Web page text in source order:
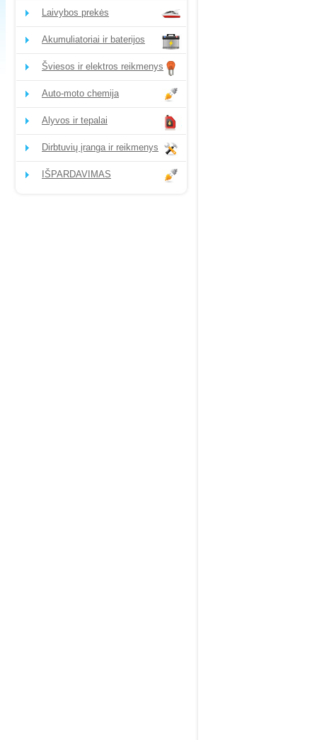
Laivybos prekės
Akumuliatoriai ir baterijos
Šviesos ir elektros reikmenys
Auto-moto chemija
Alyvos ir tepalai
Dirbtuvių įranga ir reikmenys
IŠPARDAVIMAS